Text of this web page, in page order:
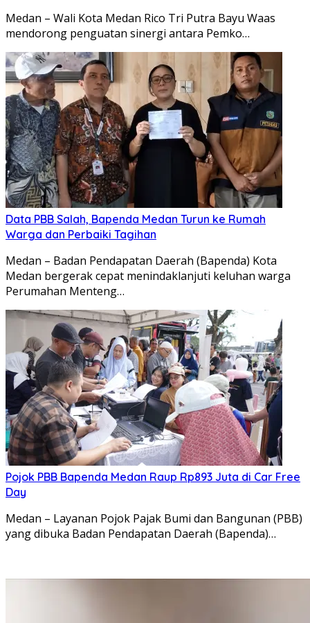
Medan – Wali Kota Medan Rico Tri Putra Bayu Waas
mendorong penguatan sinergi antara Pemko…
Data PBB Salah, Bapenda Medan Turun ke Rumah
Warga dan Perbaiki Tagihan
Medan – Badan Pendapatan Daerah (Bapenda) Kota
Medan bergerak cepat menindaklanjuti keluhan warga
Perumahan Menteng…
Pojok PBB Bapenda Medan Raup Rp893 Juta di Car Free
Day
Medan – Layanan Pojok Pajak Bumi dan Bangunan (PBB)
yang dibuka Badan Pendapatan Daerah (Bapenda)…